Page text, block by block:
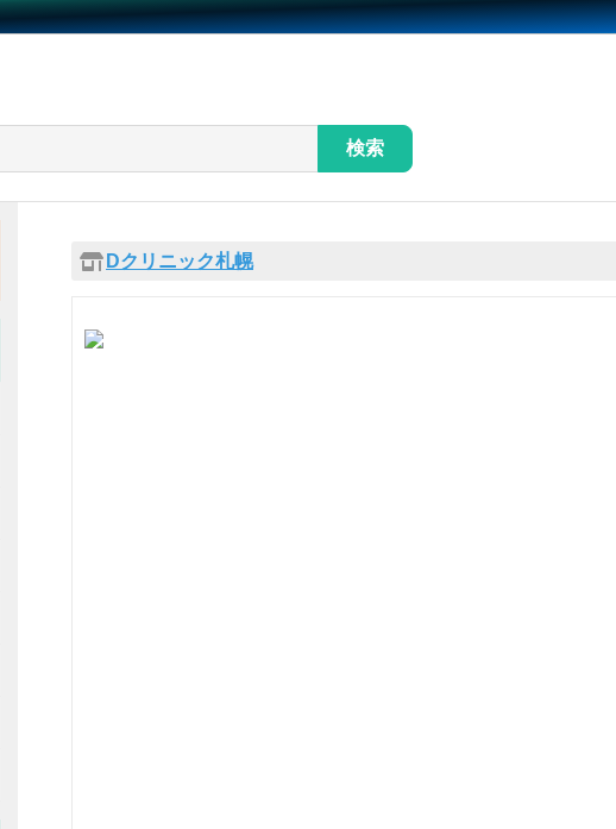
検索
Dクリニック札幌